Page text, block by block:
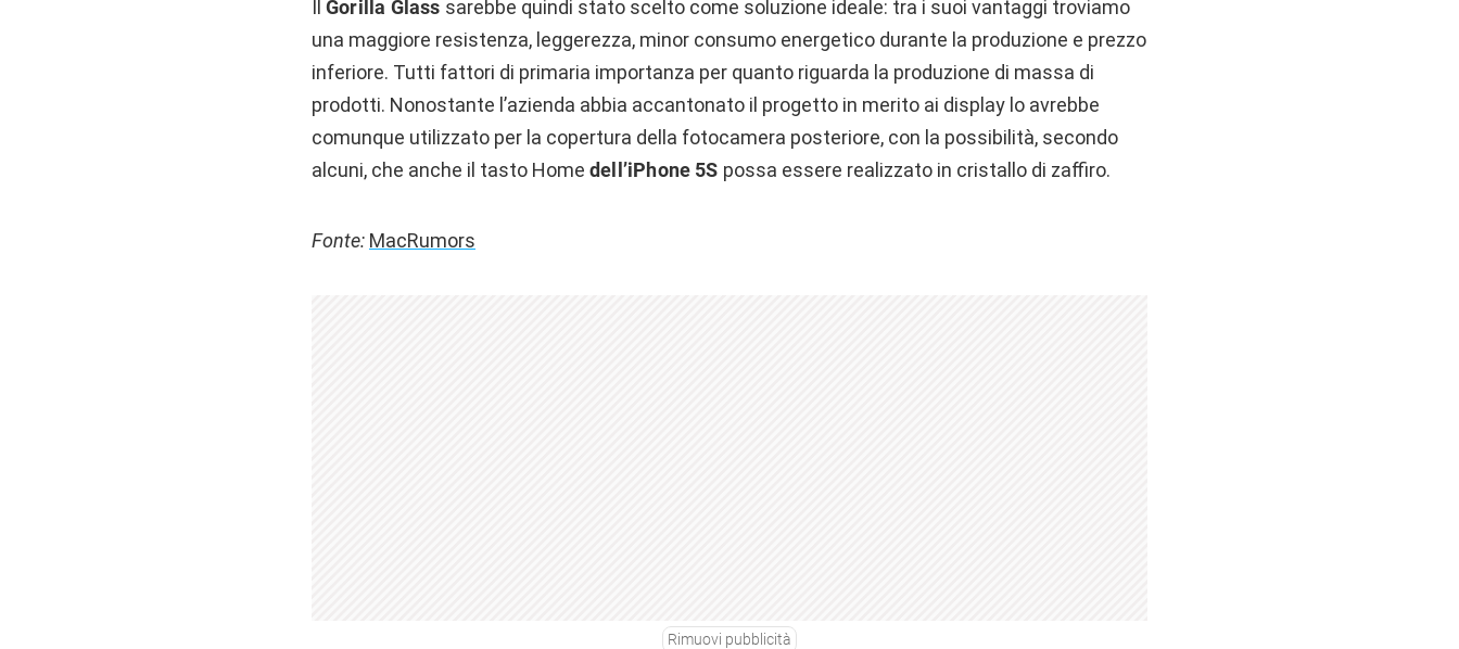
Il Gorilla Glass sarebbe quindi stato scelto come soluzione ideale: tra i suoi vantaggi troviamo
una maggiore resistenza, leggerezza, minor consumo energetico durante la produzione e prezzo
inferiore. Tutti fattori di primaria importanza per quanto riguarda la produzione di massa di
prodotti. Nonostante l’azienda abbia accantonato il progetto in merito ai display lo avrebbe
comunque utilizzato per la copertura della fotocamera posteriore, con la possibilità, secondo
alcuni, che anche il tasto Home dell’iPhone 5S possa essere realizzato in cristallo di zaffiro.
Fonte: MacRumors
Rimuovi pubblicità